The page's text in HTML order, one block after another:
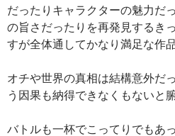
だったりキャラクターの魅力だ
の旨さだったりを再発見するき
すが全体通してかなり満足な作
オチや世界の真相は結構意外だ
う因果も納得できなくもないと
バトルも一杯でこってりでもあ